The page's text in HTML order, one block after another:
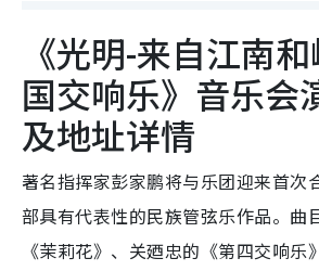
《光明-来自江南
国交响乐》音乐会
及地址详情
著名指挥家彭家鹏将与乐团迎来首次
部具有代表性的民族管弦乐作品。曲
《茉莉花》、关廼忠的《第四交响乐